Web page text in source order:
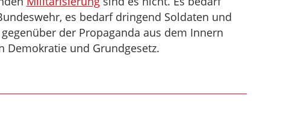
es bedarf dringend Soldaten und
der Propaganda aus dem Innern
Demokratie und Grundgesetz.